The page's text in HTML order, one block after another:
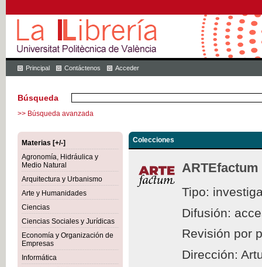
Principal Contáctenos Acceder
Búsqueda
>> Búsqueda avanzada
Materias [+/-]
Agronomía, Hidráulica y
Medio Natural
Arquitectura y Urbanismo
Arte y Humanidades
Ciencias
Ciencias Sociales y Jurídicas
Economía y Organización de
Empresas
Informática
Colecciones
ARTEfactum
Tipo:
Difusión:
Revisión por
Dirección: